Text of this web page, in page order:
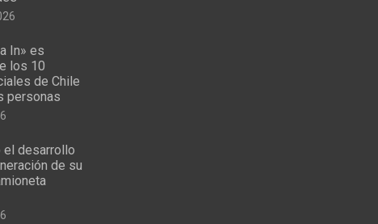
In» es
los 10
de Chile
personas
el desarrollo
de su